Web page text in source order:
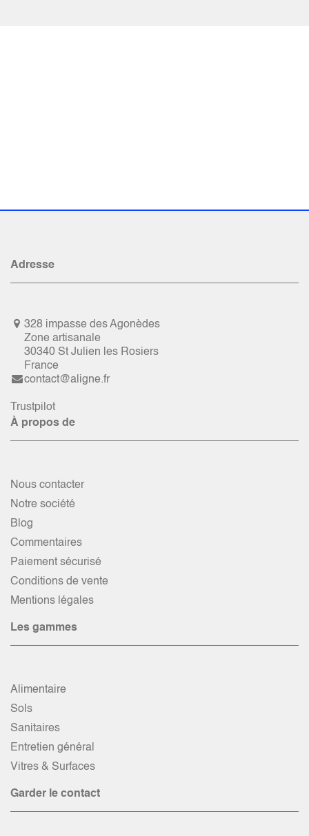
Adresse
328 impasse des Agonèdes
Zone artisanale
30340 St Julien les Rosiers
France
contact@aligne.fr
Trustpilot
À propos de
Nous contacter
Notre société
Blog
Commentaires
Paiement sécurisé
Conditions de vente
Mentions légales
Les gammes
Alimentaire
Sols
Sanitaires
Entretien général
Vitres & Surfaces
Garder le contact